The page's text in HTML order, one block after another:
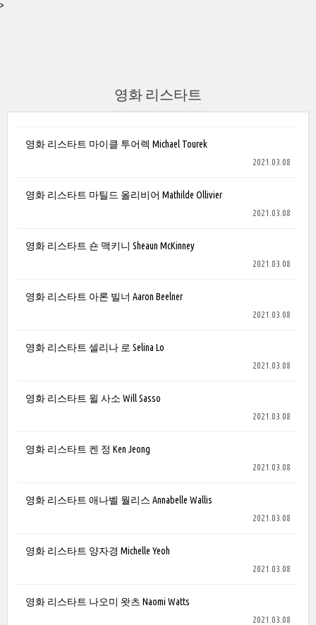
>
영화 리스타트
영화 리스타트 마이클 투어렉 Michael Tourek
2021.03.08
영화 리스타트 마틸드 올리비어 Mathilde Ollivier
2021.03.08
영화 리스타트 숀 맥키니 Sheaun McKinney
2021.03.08
영화 리스타트 아론 빌너 Aaron Beelner
2021.03.08
영화 리스타트 셀리나 로 Selina Lo
2021.03.08
영화 리스타트 윌 사소 Will Sasso
2021.03.08
영화 리스타트 켄 정 Ken Jeong
2021.03.08
영화 리스타트 애나벨 월리스 Annabelle Wallis
2021.03.08
영화 리스타트 양자경 Michelle Yeoh
2021.03.08
영화 리스타트 나오미 왓츠 Naomi Watts
2021.03.08